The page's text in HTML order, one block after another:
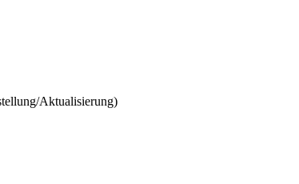
Aktualisierung)